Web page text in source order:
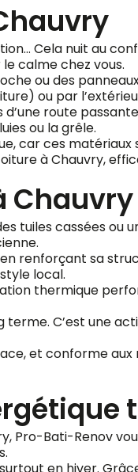
Cela nuit au
calme chez vous.
ou des
ou par
route
ou la grêle.
car ces
à Chauvry,
Chauvry
tuiles cassées ou
renforçant sa
local.
thermique
C’est une
et conforme
Pro-Bati-Renov
en hiver.